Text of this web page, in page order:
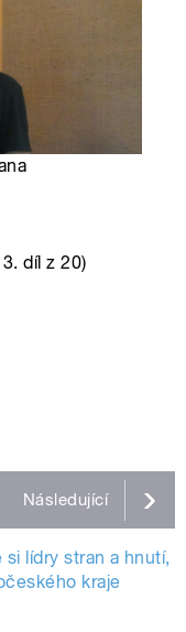
díl z 20)
Následující
lídry stran a hnutí,
kraje